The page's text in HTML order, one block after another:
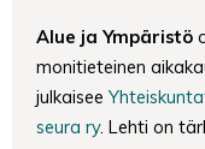
Alue ja Ympäristö
monitieteinen
julkaisee
seura ry. Lehti on